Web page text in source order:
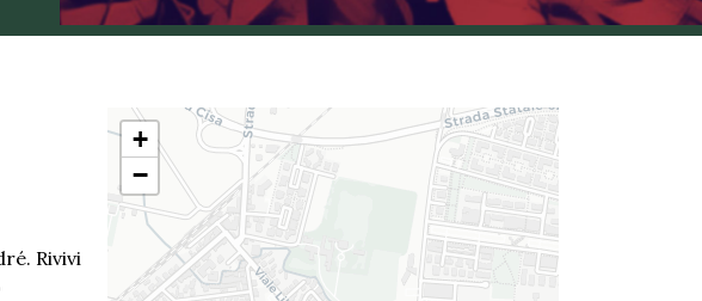
Rivivi
+
−